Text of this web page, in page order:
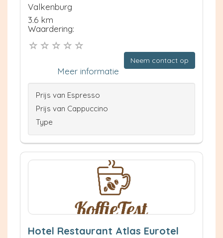
Valkenburg
3.6 km
Waardering:
Neem contact op
Meer informatie
Prijs van Espresso
Prijs van Cappuccino
Type
Hotel Restaurant Atlas Eurotel